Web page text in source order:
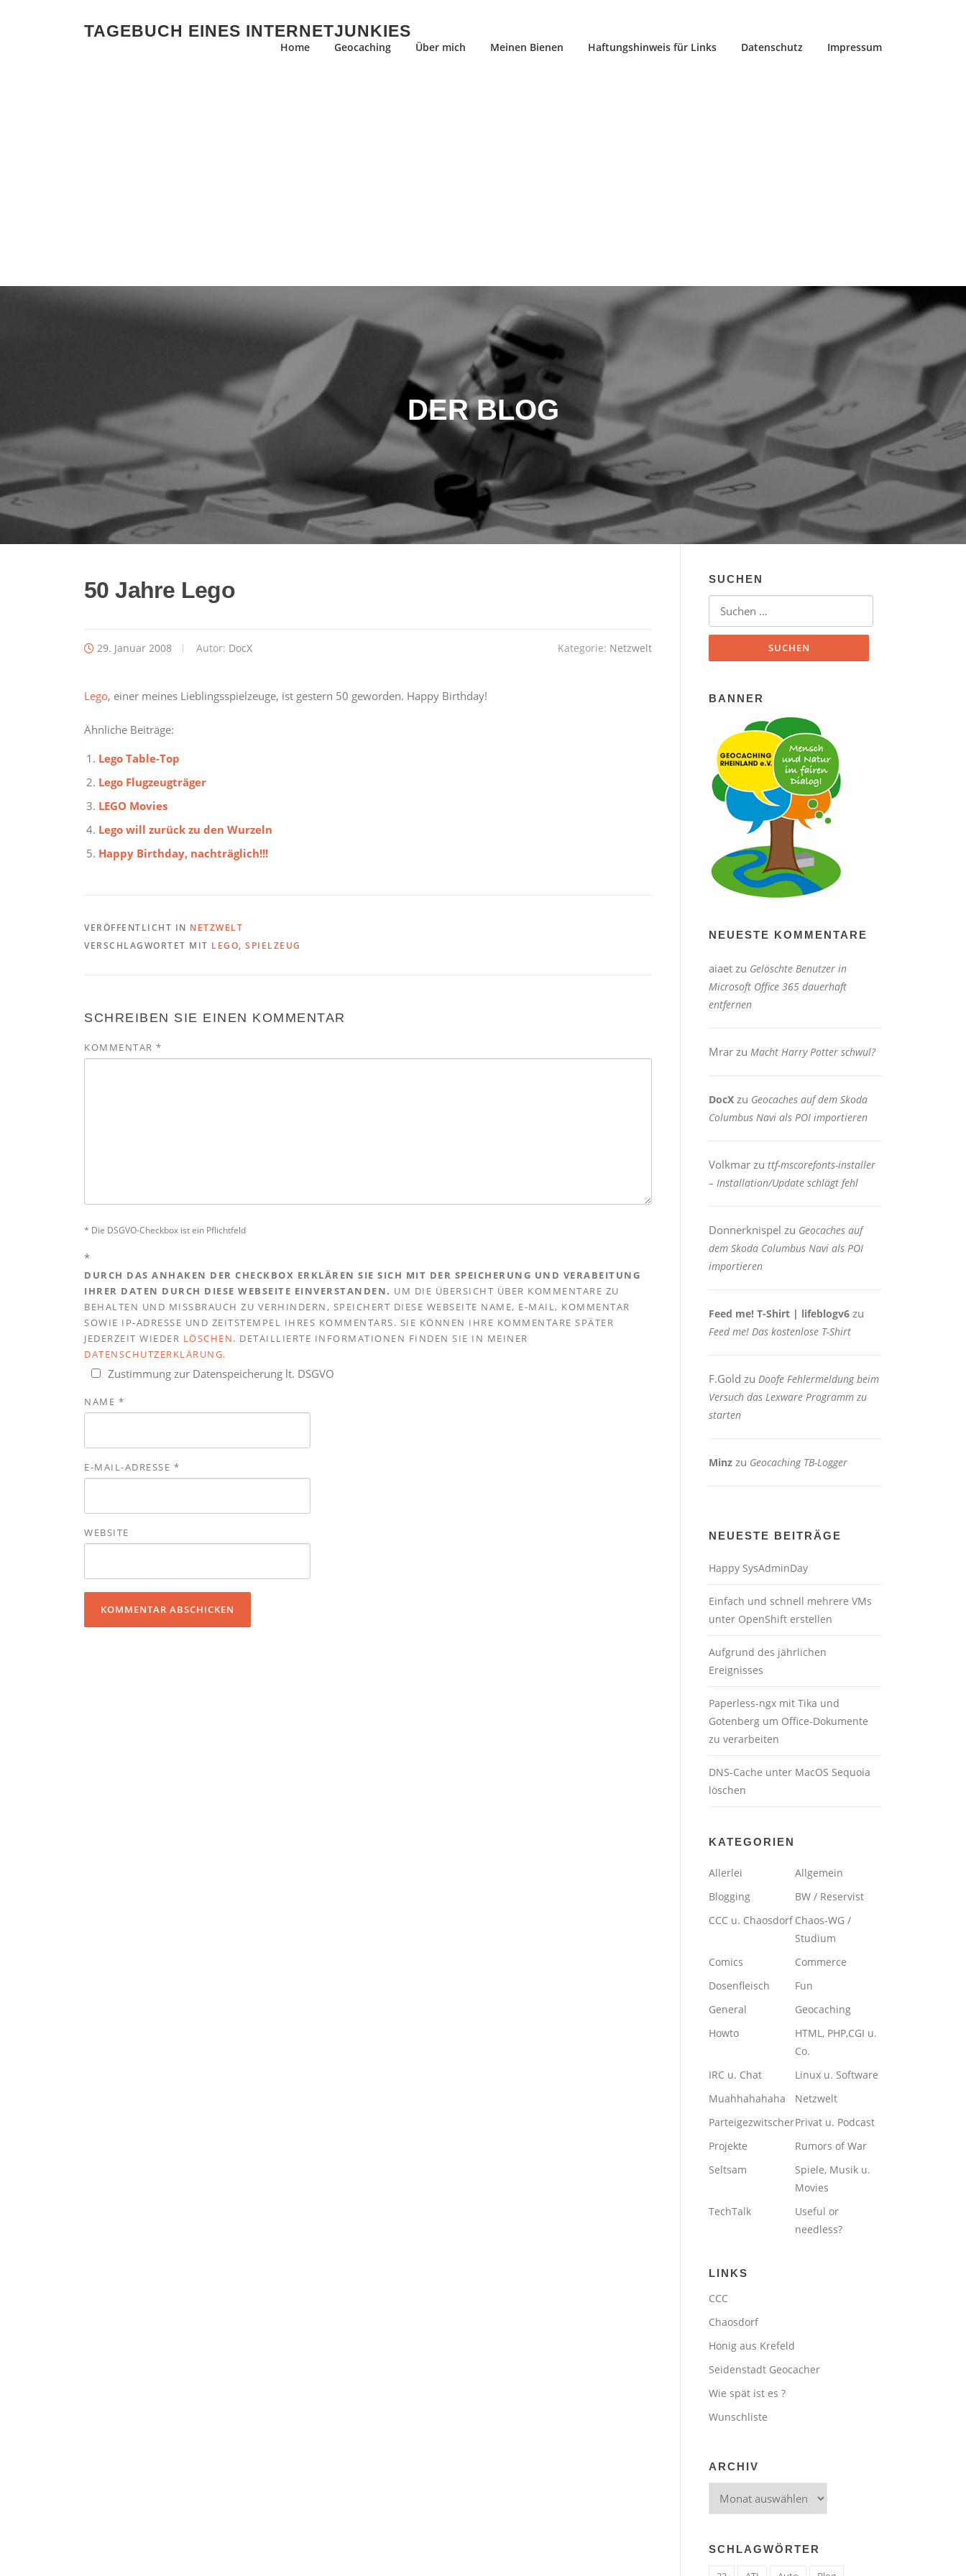
TAGEBUCH EINES INTERNETJUNKIES
Home Geocaching Über mich Meinen Bienen Haftungshinweis für Links Datenschutz Impressum
DER BLOG
50 Jahre Lego
29. Januar 2008 Autor: DocX Kategorie: Netzwelt
Lego, einer meines Lieblingsspielzeuge, ist gestern 50 geworden. Happy Birthday!
Ähnliche Beiträge:
Lego Table-Top
Lego Flugzeugträger
LEGO Movies
Lego will zurück zu den Wurzeln
Happy Birthday, nachträglich!!!
VERÖFFENTLICHT IN NETZWELT
VERSCHLAGWORTET MIT LEGO, SPIELZEUG
SCHREIBEN SIE EINEN KOMMENTAR
KOMMENTAR *
* Die DSGVO-Checkbox ist ein Pflichtfeld
*
DURCH DAS ANHAKEN DER CHECKBOX ERKLÄREN SIE SICH MIT DER SPEICHERUNG UND VERABEITUNG
IHRER DATEN DURCH DIESE WEBSEITE EINVERSTANDEN. UM DIE ÜBERSICHT ÜBER KOMMENTARE ZU
BEHALTEN UND MISSBRAUCH ZU VERHINDERN, SPEICHERT DIESE WEBSEITE NAME, E-MAIL, KOMMENTAR
SOWIE IP-ADRESSE UND ZEITSTEMPEL IHRES KOMMENTARS. SIE KÖNNEN IHRE KOMMENTARE SPÄTER
JEDERZEIT WIEDER LÖSCHEN. DETAILLIERTE INFORMATIONEN FINDEN SIE IN MEINER
DATENSCHUTZERKLÄRUNG.
Zustimmung zur Datenspeicherung lt. DSGVO
NAME *
E-MAIL-ADRESSE *
WEBSITE
SUCHEN
Suchen nach:
BANNER
NEUESTE KOMMENTARE
aiaet zu Gelöschte Benutzer in
Microsoft Office 365 dauerhaft
entfernen
Mrar zu Macht Harry Potter schwul?
DocX zu Geocaches auf dem Skoda
Columbus Navi als POI importieren
Volkmar zu ttf-mscorefonts-installer
– Installation/Update schlägt fehl
Donnerknispel zu Geocaches auf
dem Skoda Columbus Navi als POI
importieren
Feed me! T-Shirt | lifeblogv6 zu
Feed me! Das kostenlose T-Shirt
F.Gold zu Doofe Fehlermeldung beim
Versuch das Lexware Programm zu
starten
Minz zu Geocaching TB-Logger
NEUESTE BEITRÄGE
Happy SysAdminDay
Einfach und schnell mehrere VMs
unter OpenShift erstellen
Aufgrund des jährlichen
Ereignisses
Paperless-ngx mit Tika und
Gotenberg um Office-Dokumente
zu verarbeiten
DNS-Cache unter MacOS Sequoia
löschen
KATEGORIEN
Allerlei
Allgemein
Blogging
BW / Reservist
CCC u. Chaosdorf Chaos-WG /
Studium
Comics
Commerce
Dosenfleisch
Fun
General
Geocaching
Howto
HTML, PHP,CGI u.
Co.
IRC u. Chat
Linux u. Software
Muahhahahaha
Netzwelt
ParteigezwitscherPrivat u. Podcast
Projekte
Rumors of War
Seltsam
Spiele, Musik u.
Movies
TechTalk
Useful or
needless?
LINKS
CCC
Chaosdorf
Honig aus Krefeld
Seidenstadt Geocacher
Wie spät ist es ?
Wunschliste
ARCHIV
Archiv
SCHLAGWÖRTER